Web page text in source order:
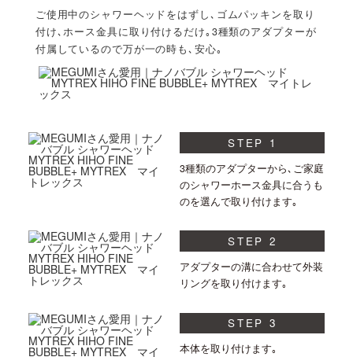
ご使用中のシャワーヘッドをはずし､ゴムパッキンを取り
付け､ホース金具に取り付けるだけ｡3種類のアダプターが
付属しているので万が一の時も､安心｡
STEP 1
3種類のアダプターから､ご家庭
のシャワーホース金具に合うも
のを選んで取り付けます｡
STEP 2
アダプターの溝に合わせて外装
リングを取り付けます｡
STEP 3
本体を取り付けます｡